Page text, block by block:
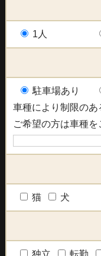
1人
駐車場あり
車種により制限の
ご希望の方は車種を
猫 犬